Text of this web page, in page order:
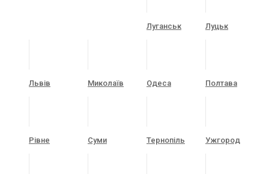
Луганськ Луцьк
Львів Миколаїв Одеса Полтава
Рівне Суми Тернопіль Ужгород